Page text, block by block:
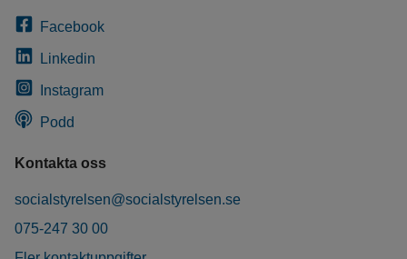
Facebook
Linkedin
Instagram
Podd
Kontakta oss
socialstyrelsen@socialstyrelsen.se
075-247 30 00